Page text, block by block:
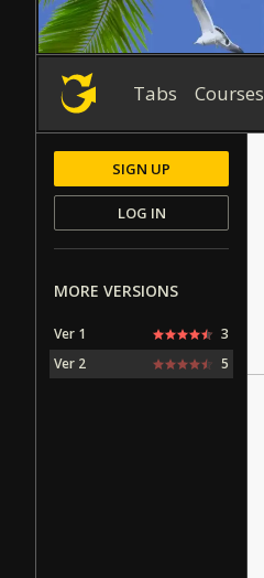
Tabs Courses
SIGN UP
LOG IN
MORE VERSIONS
Ver 1
3
Ver 2
5